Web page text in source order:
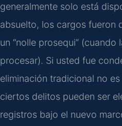
generalmente solo está
absuelto, los cargos fueron
un “nolle prosequi”
procesar). Si usted fue
eliminación tradicional no
ciertos delitos pueden ser
registros bajo el nuevo